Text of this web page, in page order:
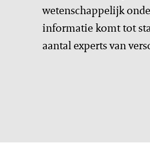
wetenschappelijk
informatie komt tot
aantal experts van